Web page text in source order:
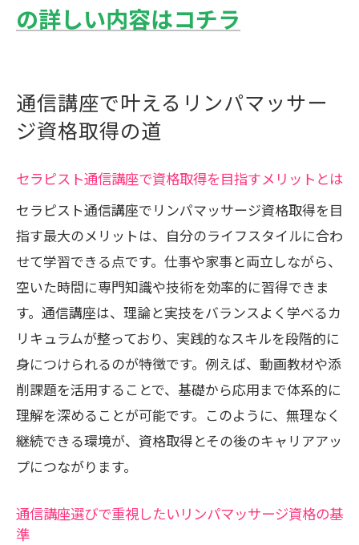
リンパマッサージ資格の種類と通信講座
の選択肢を比較
的な知識と技術
セラピスト通信講座の活用で資格取得に
近づく方法
働きながら資格取得できるセラピスト通信講
座の魅力
働きながら学べるセラピスト通信講座の
メリット解説
リンパマッサージ資格取得と仕事の両立
術とは
セラピスト通信講座のサポート体制と学
習環境の特徴
働く女性に選ばれるセラピスト通信講座
の魅力
資格取得後のキャリア形成に役立つ通信
講座選び
ヒント
の詳しい内容はコチラ
通信講座で叶えるリンパマッサー
ジ資格取得の道
セラピスト通信講座で資格取得を目指すメリットとは
セラピスト通信講座でリンパマッサージ資格取得を目
指す最大のメリットは、自分のライフスタイルに合わ
せて学習できる点です。仕事や家事と両立しながら、
空いた時間に専門知識や技術を効率的に習得できま
す。通信講座は、理論と実技をバランスよく学べるカ
リキュラムが整っており、実践的なスキルを段階的に
身につけられるのが特徴です。例えば、動画教材や添
削課題を活用することで、基礎から応用まで体系的に
理解を深めることが可能です。このように、無理なく
継続できる環境が、資格取得とその後のキャリアアッ
プにつながります。
通信講座選びで重視したいリンパマッサージ資格の基
準